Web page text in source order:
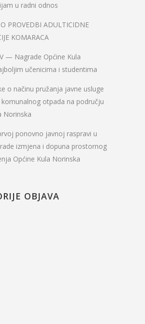
u radni odnos
O PROVEDBI ADULTICIDNE
KOMARACA
— Nagrade Općine Kula
učenicima i studentima
o načinu pružanja javne usluge
otpada na području
Norinska
ponovno javnoj raspravi u
izmjena i dopuna prostornog
Općine Kula Norinska
OBJAVA